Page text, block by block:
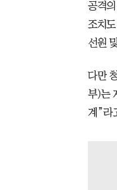
공격
조치
선원
다만
부)는
계”라